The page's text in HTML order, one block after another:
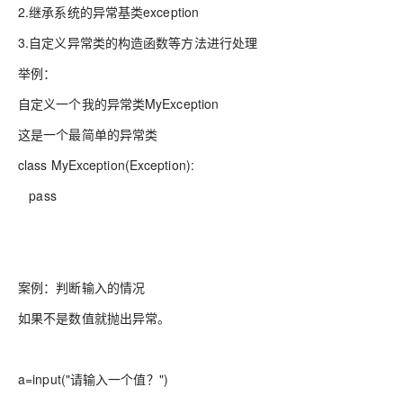
2.继承系统的异常基类exception
3.自定义异常类的构造函数等方法进行处理
举例：
自定义一个我的异常类MyException
这是一个最简单的异常类
class MyException(Exception):
pass
案例：判断输入的情况
如果不是数值就抛出异常。
a=input("请输入一个值？")